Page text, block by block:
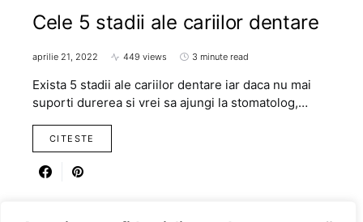
Cele 5 stadii ale cariilor dentare
aprilie 21, 2022 449 views 3 minute read
Exista 5 stadii ale cariilor dentare iar daca nu mai
suporti durerea si vrei sa ajungi la stomatolog,…
CITESTE